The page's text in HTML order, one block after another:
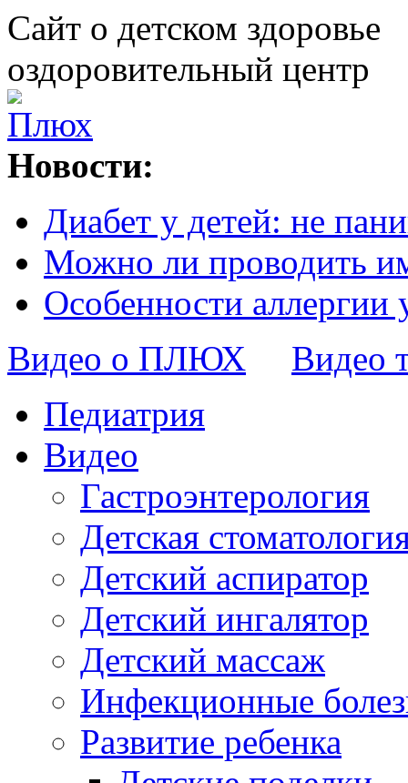
Сайт о детском здоровье
оздоровительный центр
Новости:
Диабет у детей: не
Можно ли проводить
Особенности аллергии
Видео о ПЛЮХ
Видео
Педиатрия
Видео
Гастроэнтерология
Детская
Детский аспиратор
Детский ингалятор
Детский массаж
Инфекционные
Развитие ребенка